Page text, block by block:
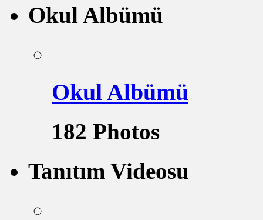
Okul Albümü
Okul Albümü
182 Photos
Tanıtım Videosu